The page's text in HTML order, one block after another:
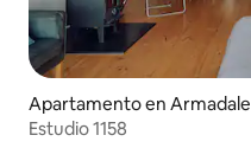
Apartamento en Armadale
Estudio 1158